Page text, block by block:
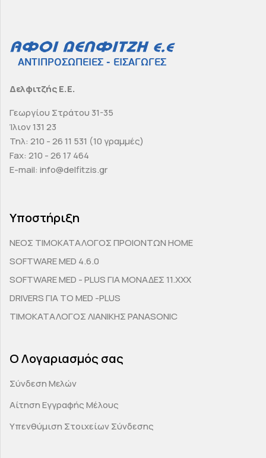
Δελφιτζής Ε.Ε.
Γεωργίου Στράτου 31-35
Ίλιον 131 23
Τηλ: 210 - 26 11 531 (10 γραμμές)
Fax: 210 - 26 17 464
E-mail: info@delfitzis.gr
Υποστήριξη
ΝΕΟΣ ΤΙΜΟΚΑΤΑΛΟΓΟΣ ΠΡΟΙΟΝΤΩΝ HOME
SOFTWARE MED 4.6.0
SOFTWARE MED - PLUS ΓΙΑ ΜΟΝΑΔΕΣ 11.ΧΧΧ
DRIVERS ΓΙΑ ΤΟ MED -PLUS
ΤΙΜΟΚΑΤΑΛΟΓΟΣ ΛΙΑΝΙΚΗΣ PANASONIC
Ο Λογαριασμός σας
Σύνδεση Μελών
Αίτηση Εγγραφής Μέλους
Υπενθύμιση Στοιχείων Σύνδεσης